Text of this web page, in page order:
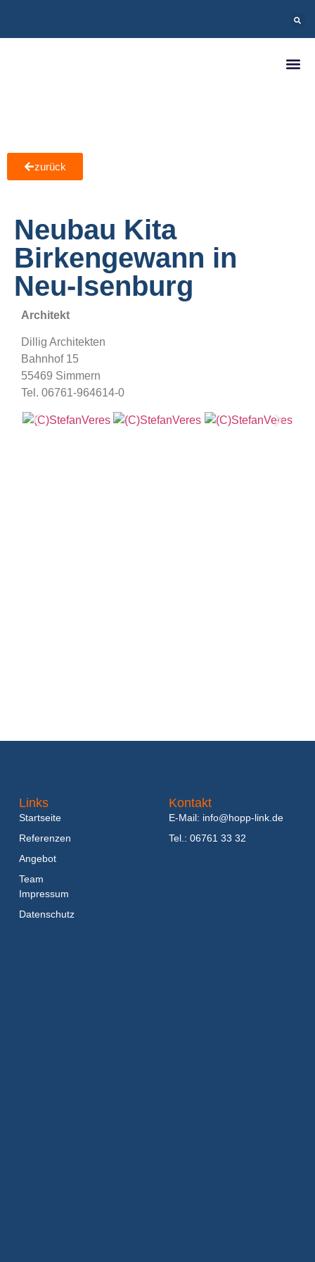
zurück
Neubau Kita
Birkengewann in
Neu-Isenburg
Architekt
Dillig Architekten
Bahnhof 15
55469 Simmern
Tel. 06761-964614-0
Links
Startseite
Referenzen
Angebot
Team
Impressum
Datenschutz
Kontakt
E-Mail: info@hopp-link.de
Tel.: 06761 33 32